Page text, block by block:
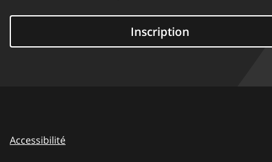
Inscription
Accessibilité